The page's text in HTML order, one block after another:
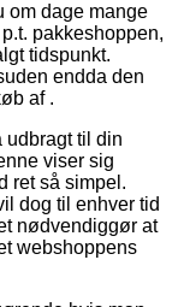
om dage mange
pakkeshoppen,
tidspunkt.
endda den
af .
til din
viser sig
ret så simpel.
dog til enhver tid
nødvendiggør at
webshoppens